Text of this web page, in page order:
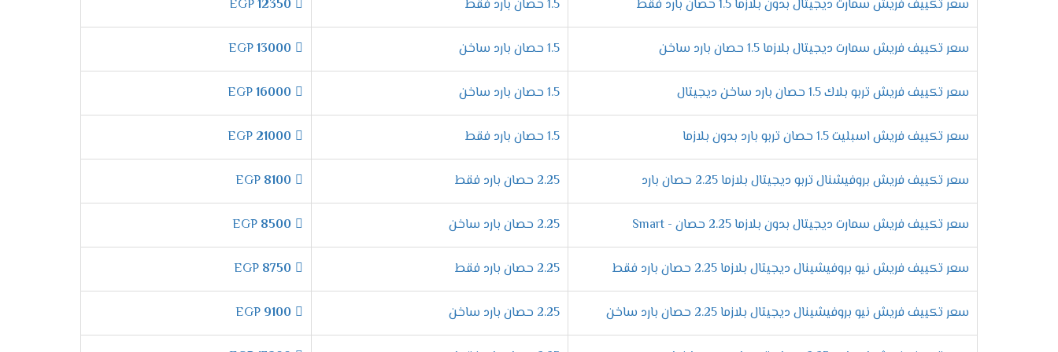
الانفراد بمبادلات عالية الكفاءة
تحتوى المبادلات الحرارية على الكثير من المميزات المختلفة التى تجعله اكثر كفاءة فنحن نقوم بصناعتها بشكل عالى الدقة وتكون من أكفئ انواع المواسير التى تكون
من النحاس لكى تتحمل مرور الغاز بها كما أننا نهتم بالتجويف الداخلى لها لتكون أكثر أمان وكفاءة .
التحكم فى توجيه الهواء يدويا
ولتلك السبب يكون مكيف فريش من اهم المكيفات التى توجد فى الاسواق .
مميزات تكييف فريش نيو بروفيشنال "ديجيتال بالبلازما 2024 "
التميز بالتشغيل الدافئ
احصل على أقوى الامكانيات الجديدة التى تتوافر فى أجهزة فريش المتطورة التى تعمل على الوضع الدافئ أيضا خلال فترة الشتاء لكى يتم توفير أفضل درجة من التدفئ
مهما كان البروده عالية لكى يتمكن العميل من قضاء جميع أعماله بشكل أفضل وبسيط .
التمتع بالصوت المنخفض للجهاز
الكمبريسور لكى يتم تشغيل الجهاز فى هدوء وراحة فنحن نهتم دائما بتوفير الافضل من اجل اسعادكم بكل جديد .
سعر تكييف فريش سمارت ديجيتال بدون بلازما 1.5 حصان بارد فقط 1.5 حصان بارد فقط 12350
سعر تكييف فريش سمارت ديجيتال بلازما 1.5 حصان بارد ساخن 1.5 حصان بارد ساخن 13000
سعر تكييف فريش تربو بلاك 1.5 حصان بارد ساخن ديجيتال 1.5 حصان بارد ساخن 16000
سعر تكييف فريش اسبليت 1.5 حصان تربو بارد بدون بلازما 1.5 حصان بارد فقط 21000
سعر تكييف فريش بروفيشنال تربو ديجيتال بلازما 2.25 حصان بارد 2.25 حصان بارد فقط 8100
سعر تكييف فريش سمارت ديجيتال بدون بلازما 2.25 حصان - Smart 2.25 حصان بارد ساخن 8500
سعر تكييف فريش نيو بروفيشينال ديجيتال بلازما 2.25 حصان بارد فقط 2.25 حصان بارد فقط 8750
سعر تكييف فريش نيو بروفيشينال ديجيتال بلازما 2.25 حصان بارد ساخن 2.25 حصان بارد ساخن 9100